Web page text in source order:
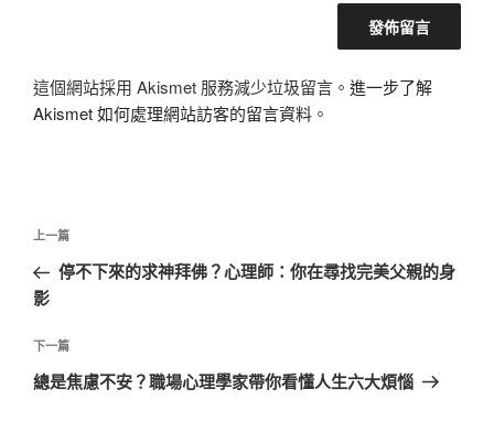
這個網站採用 Akismet 服務減少垃圾留言。 進一步了解
Akismet 如何處理網站訪客的留言資料 。
文
導
覽
上
一
篇
章
上一篇
停不下來的求神拜佛？心理師：你在尋找完美父親的身
影
下
一
下一篇
總是焦慮不安？職場心理學家帶你看懂人生六大煩惱